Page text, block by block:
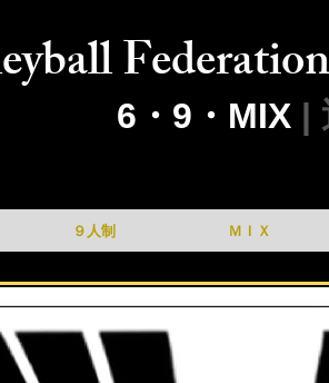
Federation
6・9・MIX |
９人制 ＭＩＸ